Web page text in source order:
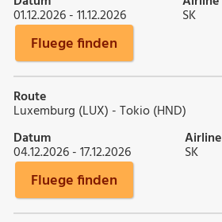
01.12.2026 - 11.12.2026 SK
Fluege finden
Route
Luxemburg (LUX) - Tokio (HND)
Datum
04.12.2026 - 17.12.2026
Airline
SK
Fluege finden